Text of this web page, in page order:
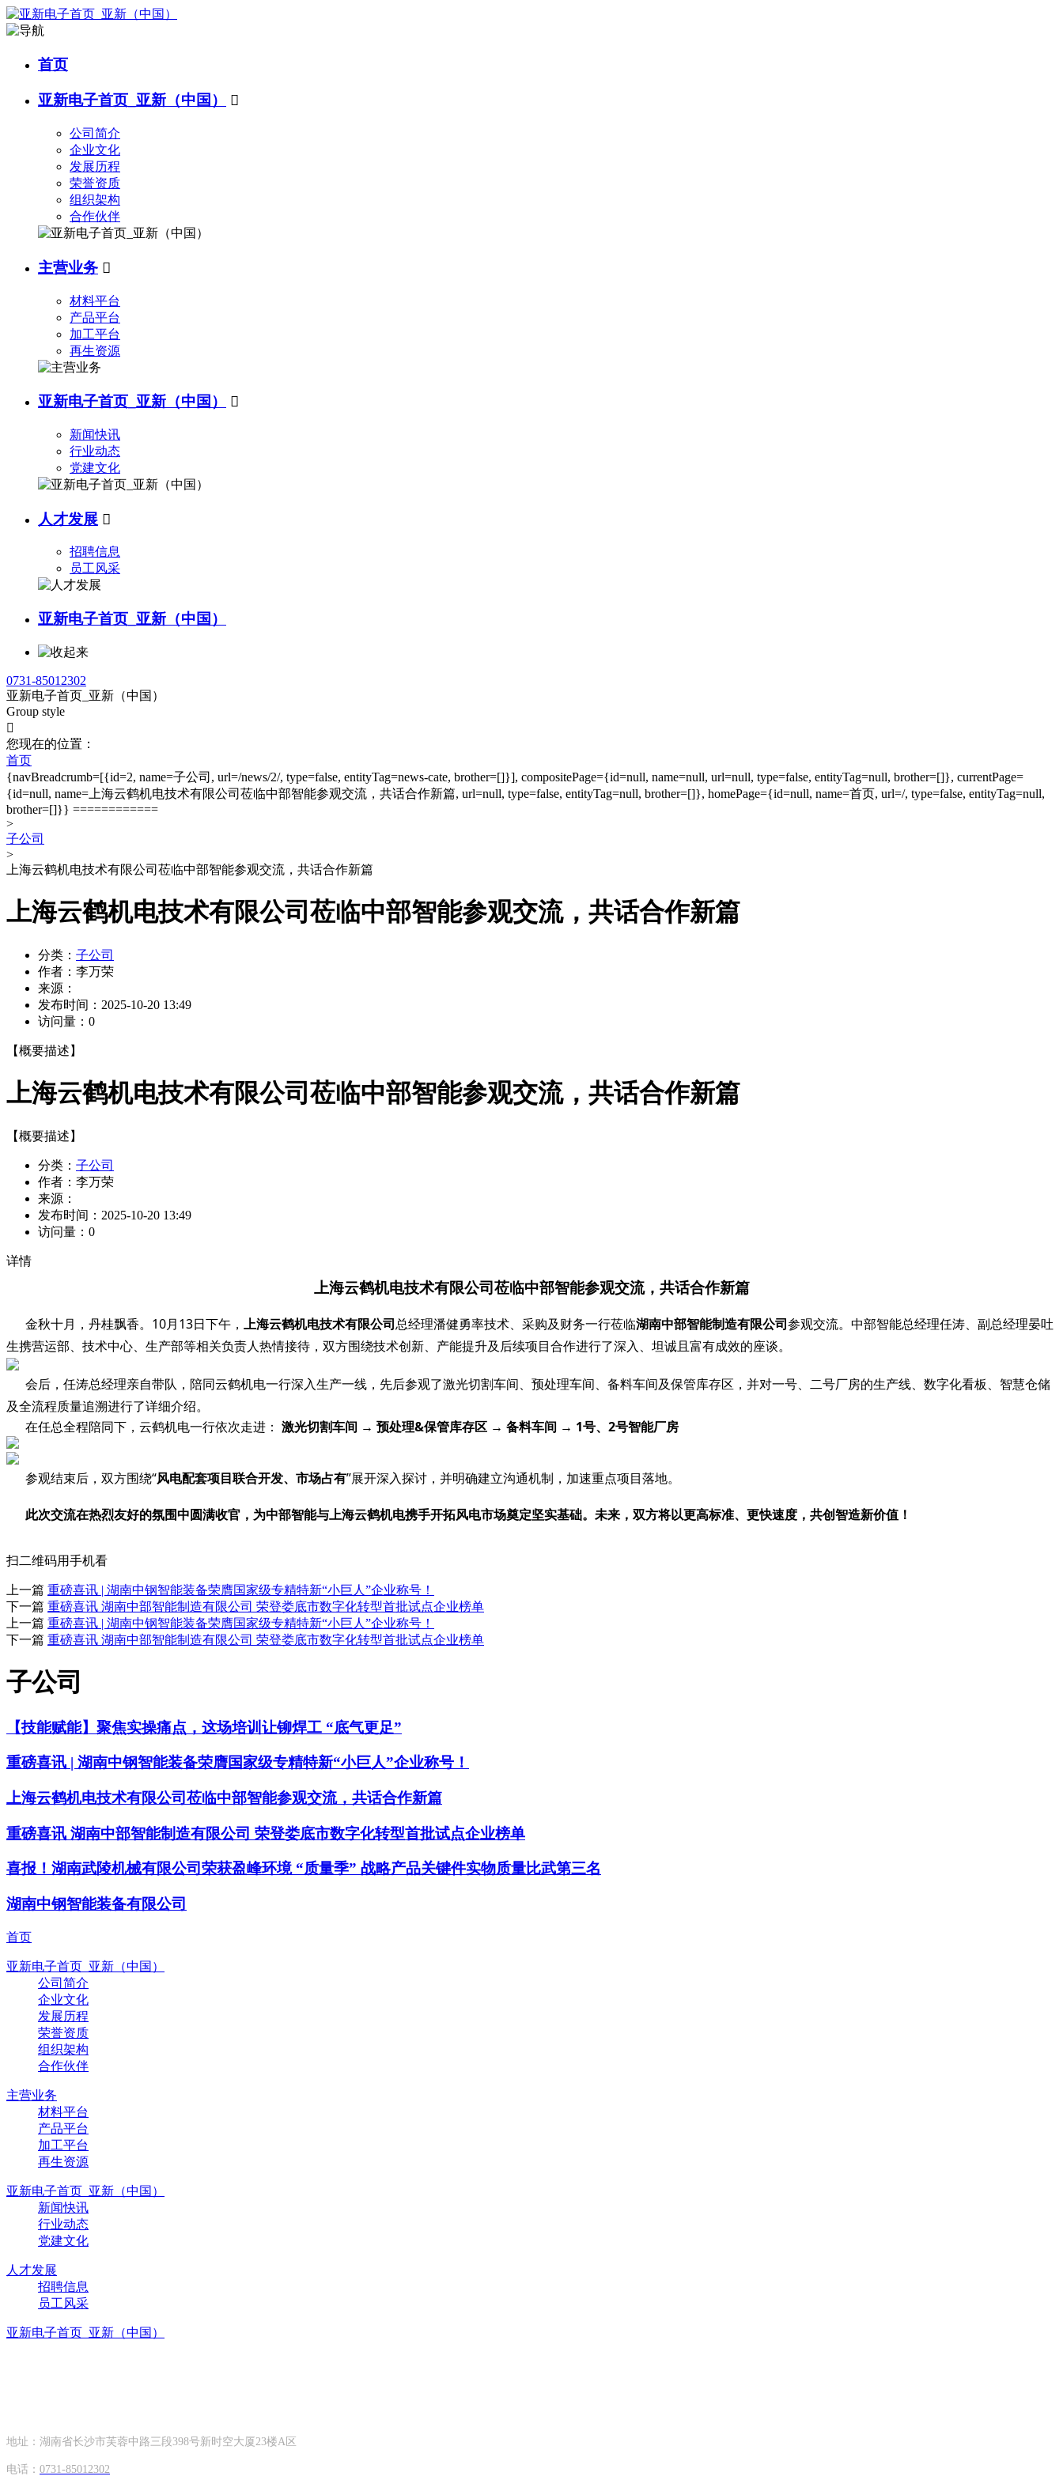
首页
亚新电子首页_亚新（中国） 
公司简介
企业文化
发展历程
荣誉资质
组织架构
合作伙伴
主营业务 
材料平台
产品平台
加工平台
再生资源
亚新电子首页_亚新（中国） 
新闻快讯
行业动态
党建文化
人才发展 
招聘信息
员工风采
亚新电子首页_亚新（中国）
0731-85012302
亚新电子首页_亚新（中国）
Group style

您现在的位置：
首页
{navBreadcrumb=[{id=2, name=子公司, url=/news/2/, type=false, entityTag=news-cate, brother=[]}], compositePage={id=null, name=null, url=null, type=false, entityTag=null, brother=[]}, currentPage=
{id=null, name=上海云鹤机电技术有限公司莅临中部智能参观交流，共话合作新篇, url=null, type=false, entityTag=null, brother=[]}, homePage={id=null, name=首页, url=/, type=false, entityTag=null,
brother=[]}} ============
>
子公司
>
上海云鹤机电技术有限公司莅临中部智能参观交流，共话合作新篇
上海云鹤机电技术有限公司莅临中部智能参观交流，共话合作新篇
分类： 子公司
作者： 李万荣
来源：
发布时间： 2025-10-20 13:49
访问量： 0
【概要描述】
上海云鹤机电技术有限公司莅临中部智能参观交流，共话合作新篇
【概要描述】
分类： 子公司
作者： 李万荣
来源：
发布时间： 2025-10-20 13:49
访问量： 0
详情
上海云鹤机电技术有限公司莅临中部智能参观交流，共话合作新篇
金秋十月，丹桂飘香。 10月13日下午， 上海云鹤机电技术有限公司总经理潘健勇率技术、采购及财务一行莅临湖南中部智能制造有限公司参观交流。中部智能总经理任涛、副总经理晏吐
生携营运部、技术中心、生产部等相关负责人热情接待，双方围绕技术创新、 产能提升及后续项目合作进行了深入、坦诚且富有成效的座谈。
会后，任涛总经理亲自带队，陪同云鹤机电一行深入生产一线，先后参观了激光切割车间、预处理车间、备料车间及保管库存区，并对一号、二号厂房的生产线、数字化看板
智慧仓储
及全流程质量追溯进行了详细介绍。
在任总全程陪同下，云鹤机电一行依次走进： 激光切割车间 → 预处理&保管库存区 → 备料车间 → 1号、2号智能厂房
参观结束后，双方围绕“风电配套项目联合开发、市场占有”展开深入探讨，并明确建立沟通机制，加速重点项目落地。
此次交流在热烈友好的氛围中圆满收官，为中部智能与上海云鹤机电携手开拓风电市场奠定坚实基础。未来，双方将以更高标准、更快速度，共创智造新价值！
扫二维码用手机看
上一篇 重磅喜讯 | 湖南中钢智能装备荣膺国家级专精特新“小巨人”企业称号！
下一篇 重磅喜讯 湖南中部智能制造有限公司 荣登娄底市数字化转型首批试点企业榜单
上一篇 重磅喜讯 | 湖南中钢智能装备荣膺国家级专精特新“小巨人”企业称号！
下一篇 重磅喜讯 湖南中部智能制造有限公司 荣登娄底市数字化转型首批试点企业榜单
子公司
【技能赋能】聚焦实操痛点，这场培训让铆焊工 “底气更足”
重磅喜讯 | 湖南中钢智能装备荣膺国家级专精特新“小巨人”企业称号！
上海云鹤机电技术有限公司莅临中部智能参观交流，共话合作新篇
重磅喜讯 湖南中部智能制造有限公司 荣登娄底市数字化转型首批试点企业榜单
喜报！湖南武陵机械有限公司荣获盈峰环境 “质量季” 战略产品关键件实物质量比武第三名
湖南中钢智能装备有限公司
首页
亚新电子首页_亚新（中国）
公司简介
企业文化
发展历程
荣誉资质
组织架构
合作伙伴
主营业务
材料平台
产品平台
加工平台
再生资源
亚新电子首页_亚新（中国）
新闻快讯
行业动态
党建文化
人才发展
招聘信息
员工风采
亚新电子首页_亚新（中国）
地址：湖南省长沙市芙蓉中路三段398号新时空大厦23楼A区
电话： 0731-85012302